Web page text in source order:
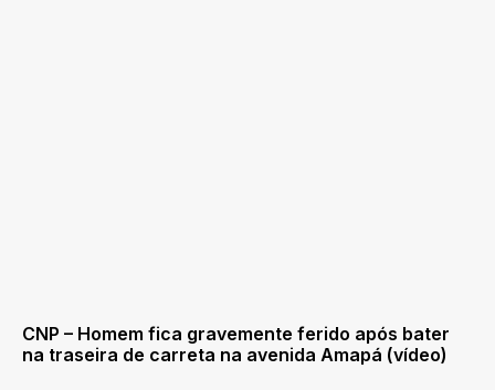
CNP – Homem fica gravemente ferido após bater
na traseira de carreta na avenida Amapá (vídeo)